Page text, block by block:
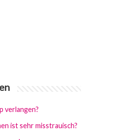
verlangen?
ist sehr misstrauisch?